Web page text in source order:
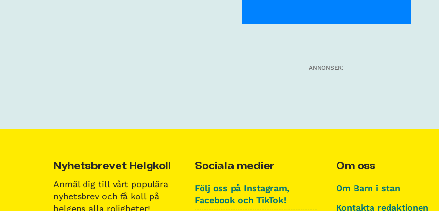
ANNONSER:
Nyhetsbrevet Helgkoll
Anmäl dig till vårt populära
nyhetsbrev och få koll på
helgens alla roligheter!
Sociala medier
Följ oss på Instagram,
Facebook och TikTok!
Om oss
Om Barn i stan
Kontakta redaktionen